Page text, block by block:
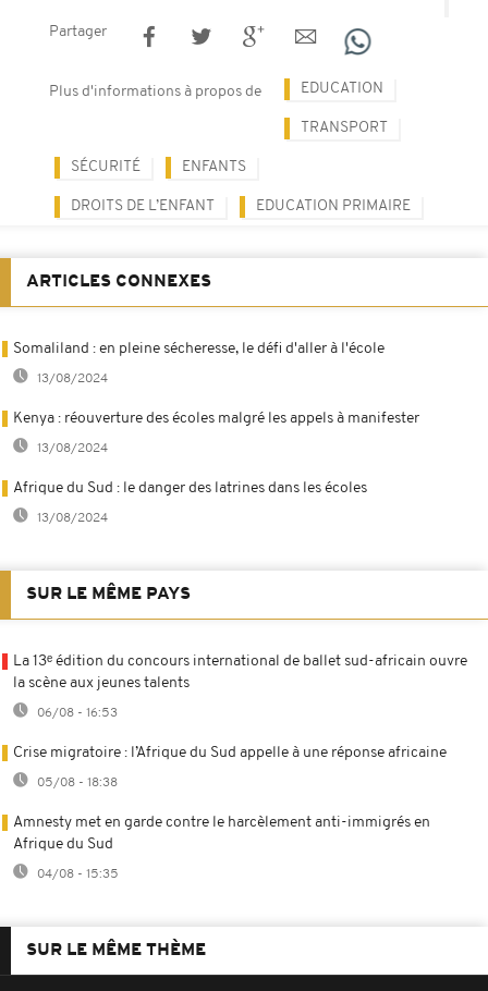
Partager
Plus d'informations à propos de EDUCATION
TRANSPORT
SÉCURITÉ ENFANTS
DROITS DE L’ENFANT EDUCATION PRIMAIRE
ARTICLES CONNEXES
Somaliland : en pleine sécheresse, le défi d'aller à l'école
13/08/2024
Kenya : réouverture des écoles malgré les appels à manifester
13/08/2024
Afrique du Sud : le danger des latrines dans les écoles
13/08/2024
SUR LE MÊME PAYS
La 13ᵉ édition du concours international de ballet sud-africain ouvre
la scène aux jeunes talents
06/08 - 16:53
Crise migratoire : l’Afrique du Sud appelle à une réponse africaine
05/08 - 18:38
Amnesty met en garde contre le harcèlement anti-immigrés en
Afrique du Sud
04/08 - 15:35
SUR LE MÊME THÈME